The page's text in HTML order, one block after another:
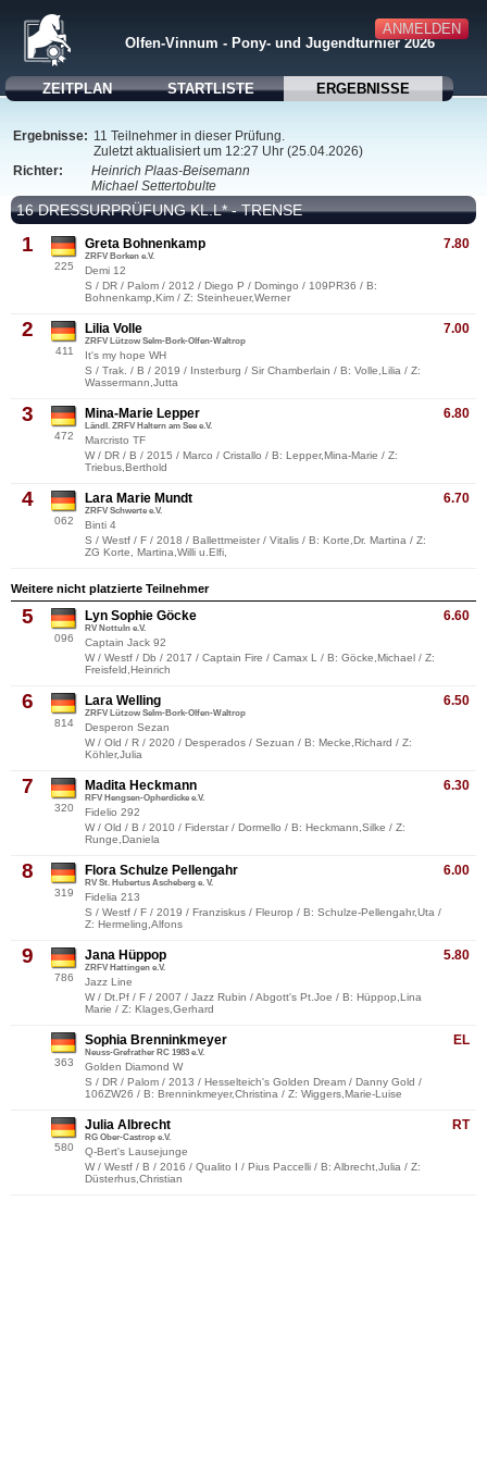
ANMELDEN
Olfen-Vinnum - Pony- und Jugendturnier 2026
ZEITPLAN STARTLISTE ERGEBNISSE
Ergebnisse: 11 Teilnehmer in dieser Prüfung.
Zuletzt aktualisiert um 12:27 Uhr (25.04.2026)
Richter:
Heinrich Plaas-Beisemann
Michael Settertobulte
16 DRESSURPRÜFUNG KL.L* - TRENSE
1
225
7.80
Greta Bohnenkamp
ZRFV Borken e.V.
Demi 12
S / DR / Palom / 2012 / Diego P / Domingo / 109PR36 / B:
Bohnenkamp,Kim / Z: Steinheuer,Werner
2
411
7.00
Lilia Volle
ZRFV Lützow Selm-Bork-Olfen-Waltrop
It's my hope WH
S / Trak. / B / 2019 / Insterburg / Sir Chamberlain / B: Volle,Lilia / Z:
Wassermann,Jutta
3
472
6.80
Mina-Marie Lepper
Ländl. ZRFV Haltern am See e.V.
Marcristo TF
W / DR / B / 2015 / Marco / Cristallo / B: Lepper,Mina-Marie / Z:
Triebus,Berthold
4
062
6.70
Lara Marie Mundt
ZRFV Schwerte e.V.
Binti 4
S / Westf / F / 2018 / Ballettmeister / Vitalis / B: Korte,Dr. Martina / Z:
ZG Korte, Martina,Willi u.Elfi,
Weitere nicht platzierte Teilnehmer
5
096
6.60
Lyn Sophie Göcke
RV Nottuln e.V.
Captain Jack 92
W / Westf / Db / 2017 / Captain Fire / Camax L / B: Göcke,Michael / Z:
Freisfeld,Heinrich
6
814
6.50
Lara Welling
ZRFV Lützow Selm-Bork-Olfen-Waltrop
Desperon Sezan
W / Old / R / 2020 / Desperados / Sezuan / B: Mecke,Richard / Z:
Köhler,Julia
7
320
6.30
Madita Heckmann
RFV Hengsen-Opherdicke e.V.
Fidelio 292
W / Old / B / 2010 / Fiderstar / Dormello / B: Heckmann,Silke / Z:
Runge,Daniela
8
319
6.00
Flora Schulze Pellengahr
RV St. Hubertus Ascheberg e. V.
Fidelia 213
S / Westf / F / 2019 / Franziskus / Fleurop / B: Schulze-Pellengahr,Uta /
Z: Hermeling,Alfons
9
786
5.80
Jana Hüppop
ZRFV Hattingen e.V.
Jazz Line
W / Dt.Pf / F / 2007 / Jazz Rubin / Abgott's Pt.Joe / B: Hüppop,Lina
Marie / Z: Klages,Gerhard
363
EL
Sophia Brenninkmeyer
Neuss-Grefrather RC 1983 e.V.
Golden Diamond W
S / DR / Palom / 2013 / Hesselteich's Golden Dream / Danny Gold /
106ZW26 / B: Brenninkmeyer,Christina / Z: Wiggers,Marie-Luise
580
RT
Julia Albrecht
RG Ober-Castrop e.V.
Q-Bert's Lausejunge
W / Westf / B / 2016 / Qualito I / Pius Paccelli / B: Albrecht,Julia / Z:
Düsterhus,Christian